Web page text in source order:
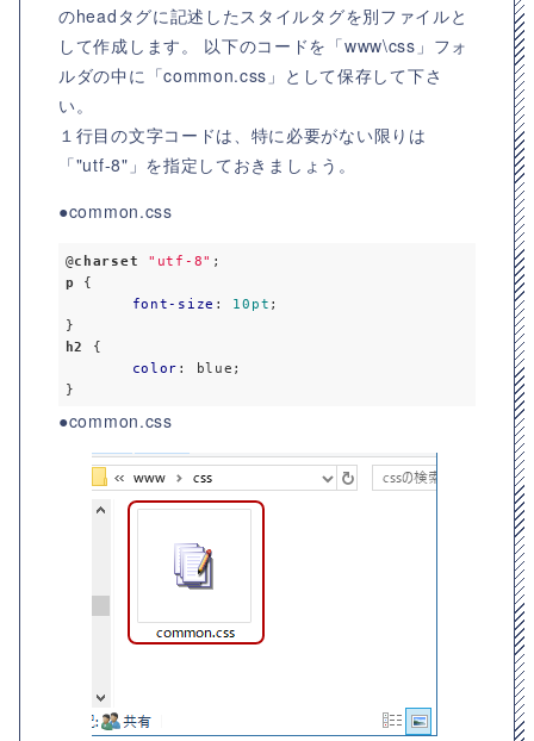
のheadタグに記述したスタイルタグを別ファイルと
して作成します。 以下のコードを「www\css」フォ
ルダの中に「common.css」として保存して下さ
い。
１行目の文字コードは、特に必要がない限りは
「"utf-8"」を指定しておきましょう。
●common.css
@charset "utf-8"
p {
font-size : 10pt ;
h2
{
color : blue;
}
●common.css